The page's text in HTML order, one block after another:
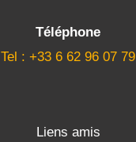
Téléphone
Tel : +33 6 62 96 07 79
Liens amis